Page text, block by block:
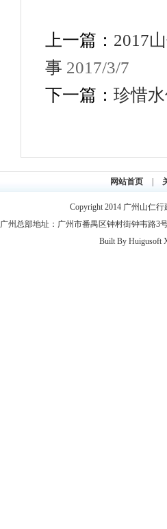
上一篇： 2017
事 2017/3/7
下一篇： 珍惜
网站首页
Copyright 2014 广州山仁
广州总部地址：广州市番禺区钟村街钟韦路3
Built By Huigusoft